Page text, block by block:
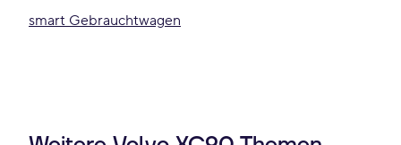
smart Gebrauchtwagen